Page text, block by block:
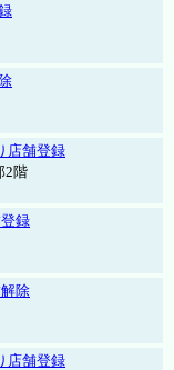
店舗登録
2階
録
除
店舗登録